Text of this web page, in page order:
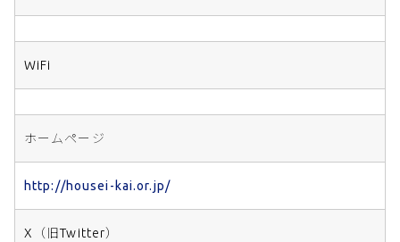
WiFi
ホームページ
http://housei-kai.or.jp/
X（旧Twitter）